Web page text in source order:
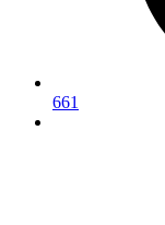
661